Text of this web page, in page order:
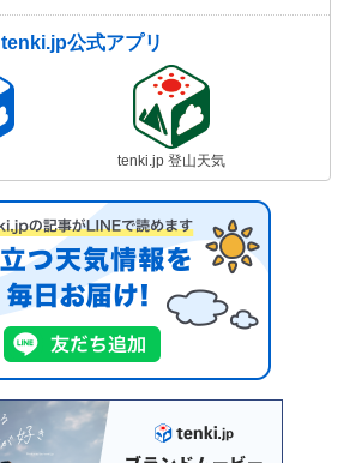
tenki.jp公式アプリ
tenki.jp 登山天気